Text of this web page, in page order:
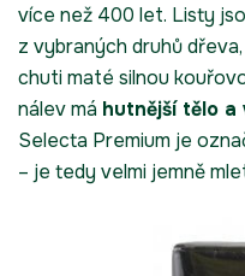
více než 400 let. Listy
z vybraných druhů
chuti maté silnou
nálev má hutnější tělo a
Selecta Premium je
– je tedy velmi jemně